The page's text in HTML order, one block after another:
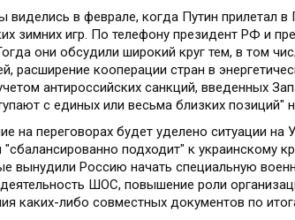
в феврале, когда Путин прилетал
зимних игр. По телефону президент РФ и
они обсудили широкий круг тем, в том
расширение кооперации стран в
антироссийских санкций, введенных
с единых или весьма близких позиций"
на переговорах будет уделено ситуации
подходит" к украинскому
вынудили Россию начать специальную
ШОС, повышение роли
каких-либо совместных документов по